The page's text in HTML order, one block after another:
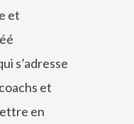
et
s’adresse
et
en